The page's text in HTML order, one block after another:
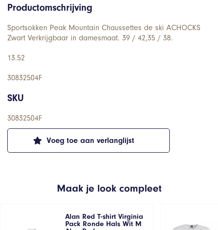
Voeg toe aan verlanglijst
Productomschrijving
Sportsokken Peak Mountain Chaussettes de ski ACHOCKS
Zwart Verkrijgbaar in damesmaat. 39 / 42,35 / 38.
13.52
30832504F
SKU
30832504F
Maak je look compleet
Alan Red T-shirt Virginia
Pack Ronde Hals Wit M